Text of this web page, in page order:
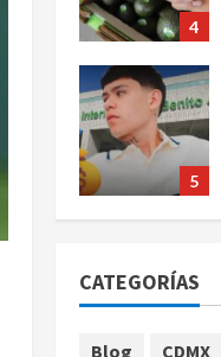
4
5
CATEGORÍAS
Blog CDMX